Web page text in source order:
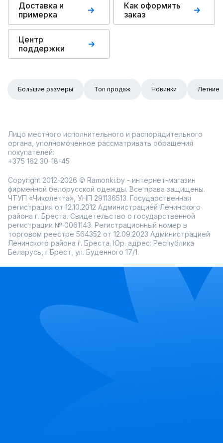
Доставка и
примерка
Как оформить
заказ
Центр
поддержки
Большие размеры Топ продаж Новинки Летние
Лицо местного исполнительного и распорядительного
органа, уполномоченное рассматривать обращения
покупателей:
+375 162 30-18-45
Copyright 2012-2026 © Ramonki.by - интернет-магазин
фирменной белорусской одежды. Все права защищены.
ЧТУП «Чиколетта», УНП 291136513. Государственная
регистрация от 12.10.2012 Администрацией Ленинского
района г. Бреста. Свидетельство о государственной
регистрации № 0061143. Регистрационный номер в
торговом реестре 564352 от 12.09.2023 Администрацией
Ленинского района г. Бреста. Юр. адрес: Республика
Беларусь, г.Брест, ул. Буденного 17/1.